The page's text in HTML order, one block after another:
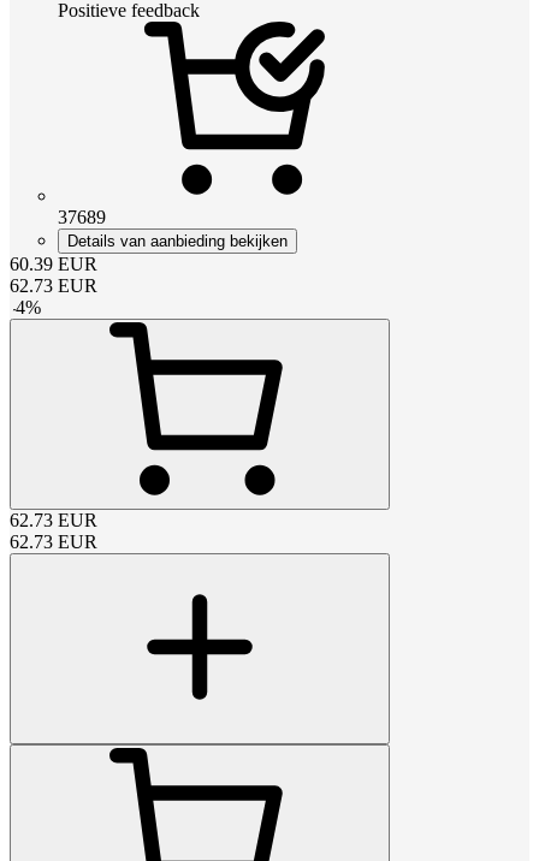
Positieve feedback
37689
Details van aanbieding bekijken
60.39 EUR
62.73 EUR
-4%
62.73 EUR
62.73 EUR